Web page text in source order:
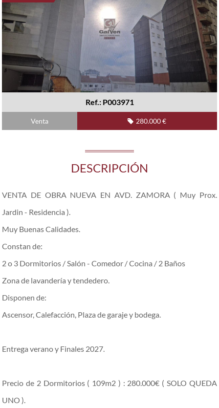
Ref.: P003971
Venta 280.000 €
DESCRIPCIÓN
VENTA DE OBRA NUEVA EN AVD. ZAMORA ( Muy Prox.
Jardin - Residencia ).
Muy Buenas Calidades.
Constan de:
2 o 3 Dormitorios / Salón - Comedor / Cocina / 2 Baños
Zona de lavandería y tendedero.
Disponen de:
Ascensor, Calefacción, Plaza de garaje y bodega.
Entrega verano y Finales 2027.
Precio de 2 Dormitorios ( 109m2 ) : 280.000€ ( SOLO QUEDA
UNO ).